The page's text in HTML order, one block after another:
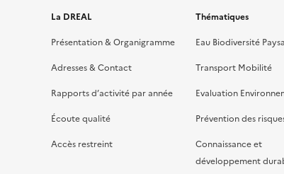
La DREAL
Présentation & Organigramme
Adresses & Contact
Rapports d’activité par année
Écoute qualité
Accès restreint
Thématiques
Eau Biodiversité
Transport Mobilité
Evaluation
Prévention des
Connaissance et
développement